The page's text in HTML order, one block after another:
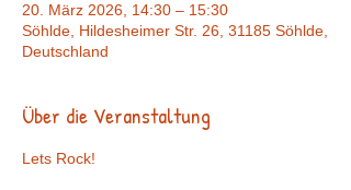
20. März 2026, 14:30 – 15:30
Söhlde, Hildesheimer Str. 26, 31185 Söhlde,
Deutschland
Über die Veranstaltung
Lets Rock!